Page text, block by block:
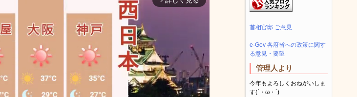
首相官邸 ご意見
e-Gov 各府省への政策に関す
る意見・要望
管理人より
今年もよろしくおねがいしま
す(´・ω・`)